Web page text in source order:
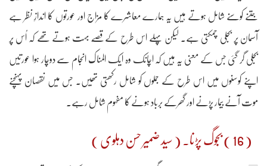
جتنے کوسنے شامل ہوتے ہیں یہ ہمارے معاشرے کا مزاج اور عورتوں کا اندازِ نظر ہے
آسمان پر بجلی چمکتی ہے۔ لیکن پہلے اس طرح کے قصّے بہت ہوتے تھے کہ اُس پر
بجلی گر گئی جس کے معنی یہ ہیں کہ اچانک وہ ایک المناک انجام سے دوچار ہوا عورتیں
اپنے کوسنوں میں اس طرح کے جملوں کو شامل رکھتی تھیں۔ جس میں نقصان پہنچنے
موت آنے بیمار پڑنے اور گھرکے برباد ہونے کا مفہوم شامل رہے۔
( 16 ) بجوگ پڑنا۔ ( سید ضمیر حسن دہلوی )